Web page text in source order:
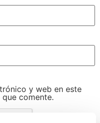
y web en este
comente.